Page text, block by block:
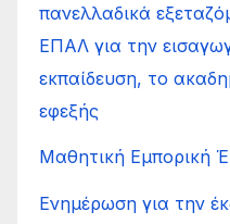
πανελλαδικά
ΕΠΑΛ για την
εκπαίδευση, το
εφεξής
Μαθητική Εμπορική
Ενημέρωση για την